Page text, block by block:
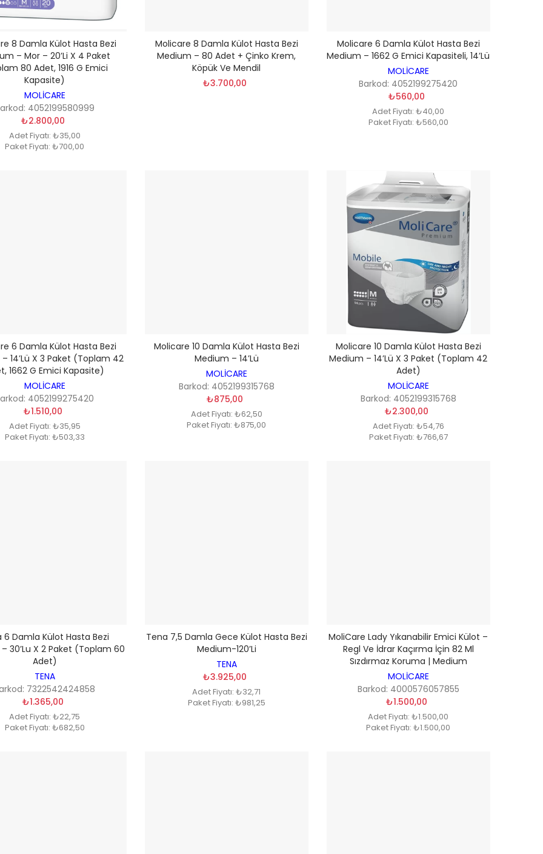
8 Damla Külot Hasta Bezi
– Mor – 20’li X 4 Paket
80 Adet, 1916 G Emici
Kapasite)
MOLİCARE
4052199580999
₺2.800,00
Adet Fiyatı: ₺35,00
Paket Fiyatı: ₺700,00
Molicare 8 Damla Külot Hasta Bezi
Medium – 80 Adet + Çinko Krem,
Köpük Ve Mendil
₺3.700,00
Molicare 6 Damla Külot Hasta Bezi
Medium – 1662 G Emici Kapasiteli, 14’lü
MOLİCARE
Barkod: 4052199275420
₺560,00
Adet Fiyatı: ₺40,00
Paket Fiyatı: ₺560,00
6 Damla Külot Hasta Bezi
14’lü X 3 Paket (Toplam 42
1662 G Emici Kapasite)
MOLİCARE
4052199275420
₺1.510,00
Adet Fiyatı: ₺35,95
Paket Fiyatı: ₺503,33
Molicare 10 Damla Külot Hasta Bezi
Medium – 14’lü
MOLİCARE
Barkod: 4052199315768
₺875,00
Adet Fiyatı: ₺62,50
Paket Fiyatı: ₺875,00
Molicare 10 Damla Külot Hasta Bezi
Medium – 14’lü X 3 Paket (Toplam 42
Adet)
MOLİCARE
Barkod: 4052199315768
₺2.300,00
Adet Fiyatı: ₺54,76
Paket Fiyatı: ₺766,67
6 Damla Külot Hasta Bezi
30’lu X 2 Paket (Toplam 60
Adet)
TENA
7322542424858
₺1.365,00
Adet Fiyatı: ₺22,75
Paket Fiyatı: ₺682,50
Tena 7,5 Damla Gece Külot Hasta Bezi
Medium-120’li
TENA
₺3.925,00
Adet Fiyatı: ₺32,71
Paket Fiyatı: ₺981,25
MoliCare Lady Yıkanabilir Emici Külot –
Regl Ve İdrar Kaçırma İçin 82 Ml
Sızdırmaz Koruma | Medium
MOLİCARE
Barkod: 4000576057855
₺1.500,00
Adet Fiyatı: ₺1.500,00
Paket Fiyatı: ₺1.500,00